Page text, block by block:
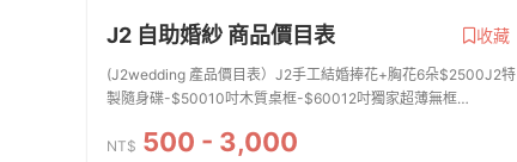
J2 自助婚紗 商品價目表 收藏
(J2wedding 產品價目表）J2手工結婚捧花+胸花6朵$2500J2特
製隨身碟-$50010吋木質桌框-$60012吋獨家超薄無框
畫-$3500QR code直式謝卡+電子相簿200張$500QR code方
NT$ 500 - 3,000